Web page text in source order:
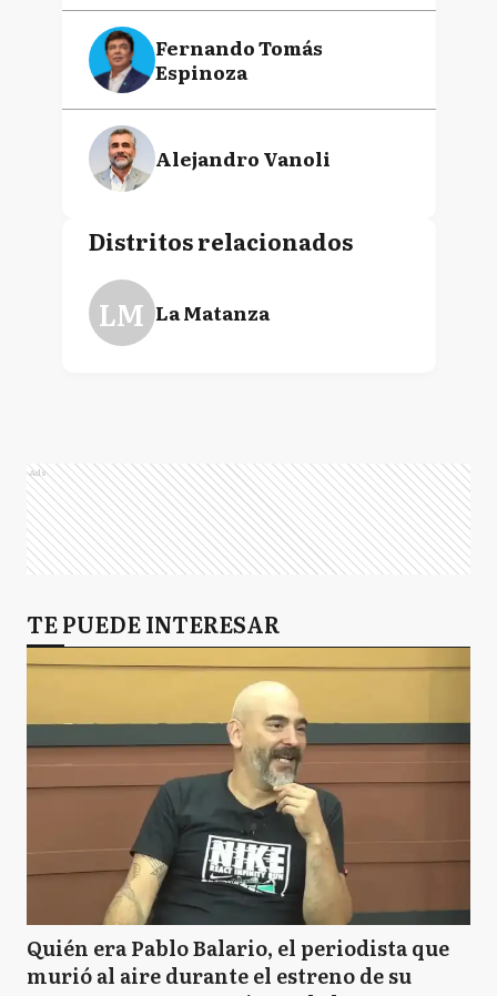
Fernando Tomás
Espinoza
Alejandro Vanoli
Distritos relacionados
LM La Matanza
Ads
TE PUEDE INTERESAR
Quién era Pablo Balario, el periodista que
murió al aire durante el estreno de su